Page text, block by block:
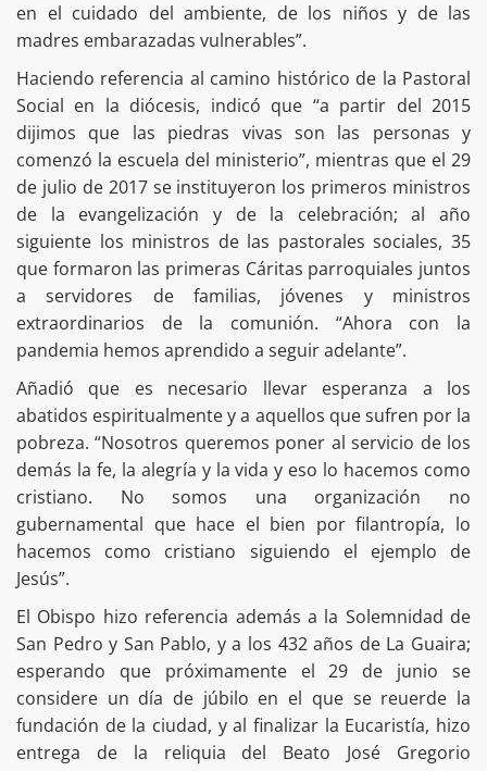
en el cuidado del ambiente, de los niños y de las
madres embarazadas vulnerables”.
Haciendo referencia al camino histórico de la Pastoral
Social en la diócesis, indicó que “a partir del 2015
dijimos que las piedras vivas son las personas y
comenzó la escuela del ministerio”, mientras que el 29
de julio de 2017 se instituyeron los primeros ministros
de la evangelización y de la celebración; al año
siguiente los ministros de las pastorales sociales, 35
que formaron las primeras Cáritas parroquiales juntos
a servidores de familias, jóvenes y ministros
extraordinarios de la comunión. “Ahora con la
pandemia hemos aprendido a seguir adelante”.
Añadió que es necesario llevar esperanza a los
abatidos espiritualmente y a aquellos que sufren por la
pobreza. “Nosotros queremos poner al servicio de los
demás la fe, la alegría y la vida y eso lo hacemos como
cristiano. No somos una organización no
gubernamental que hace el bien por filantropía, lo
hacemos como cristiano siguiendo el ejemplo de
Jesús”.
El Obispo hizo referencia además a la Solemnidad de
San Pedro y San Pablo, y a los 432 años de La Guaira;
esperando que próximamente el 29 de junio se
considere un día de júbilo en el que se reuerde la
fundación de la ciudad, y al finalizar la Eucaristía, hizo
entrega de la reliquia del Beato José Gregorio